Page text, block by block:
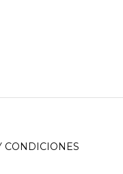
CONDICIONES